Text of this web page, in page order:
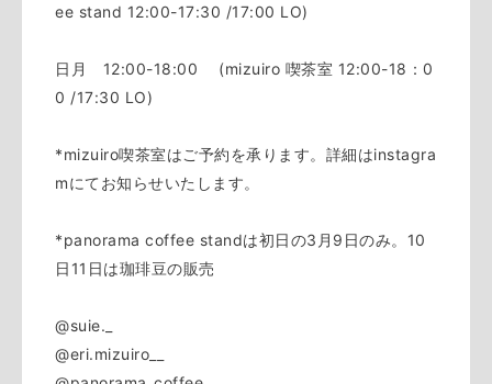
ee stand 12:00-17:30 /17:00 LO)
日月 12:00-18:00 (mizuiro 喫茶室 12:00-18：0
0 /17:30 LO)
*mizuiro喫茶室はご予約を承ります。詳細はinstagra
mにてお知らせいたします。
*panorama coffee standは初日の3月9日のみ。10
日11日は珈琲豆の販売
@suie._
@eri.mizuiro__